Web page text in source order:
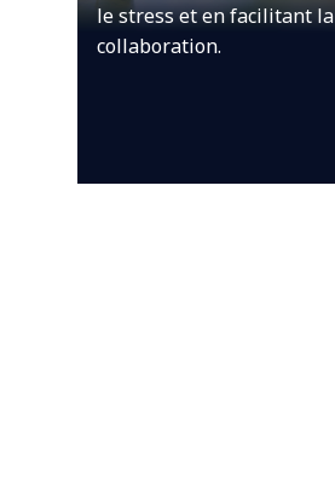
le stress et en facilitant la
collaboration.